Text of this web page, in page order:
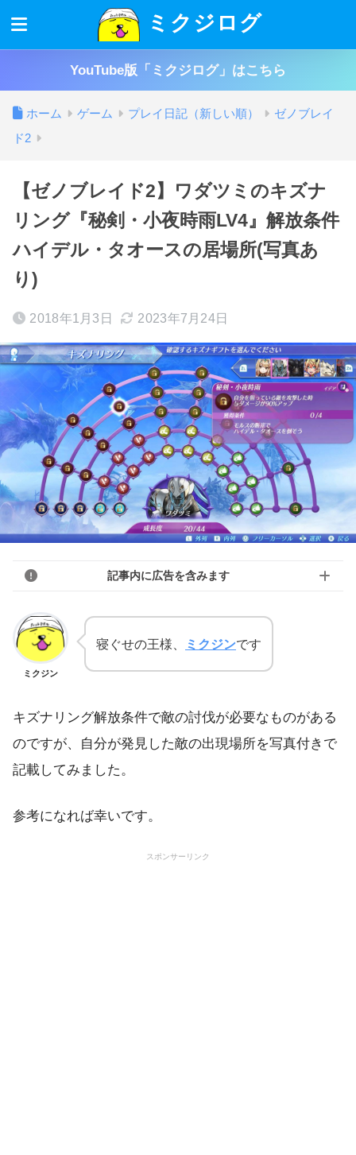
ミクジログ
YouTube版「ミクジログ」はこちら
ホーム ゲーム プレイ日記（新しい順）
ゼノブレイ
ド2
【ゼノブレイド2】ワダツミのキズナ
リング『秘剣・小夜時雨LV4』解放条件
ハイデル・タオースの居場所(写真あ
り)
2018年1月3日 2023年7月24日
記事内に広告を含みます
ミクジン
寝ぐせの王様、 ミクジンです
キズナリング解放条件で敵の討伐が必要なものがある
のですが、自分が発見した敵の出現場所を写真付きで
記載してみました。
参考になれば幸いです。
スポンサーリンク